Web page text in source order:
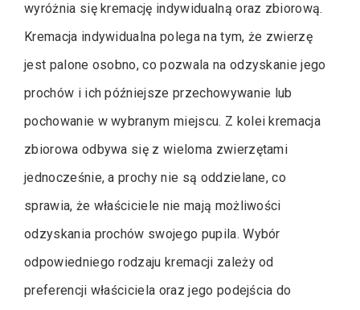
wyróżnia się kremację indywidualną oraz zbiorową.
Kremacja indywidualna polega na tym, że zwierzę
jest palone osobno, co pozwala na odzyskanie jego
prochów i ich późniejsze przechowywanie lub
pochowanie w wybranym miejscu. Z kolei kremacja
zbiorowa odbywa się z wieloma zwierzętami
jednocześnie, a prochy nie są oddzielane, co
sprawia, że właściciele nie mają możliwości
odzyskania prochów swojego pupila. Wybór
odpowiedniego rodzaju kremacji zależy od
preferencji właściciela oraz jego podejścia do